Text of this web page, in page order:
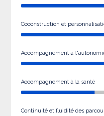
Coconstruction et
Accompagnement à
Accompagnement à la santé
Continuité et fluidité des